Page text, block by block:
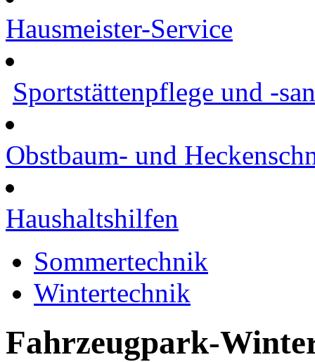
Hausmeister-Service
Sportstättenpflege und -
Obstbaum- und
Haushaltshilfen
Sommertechnik
Wintertechnik
Fahrzeugpark-